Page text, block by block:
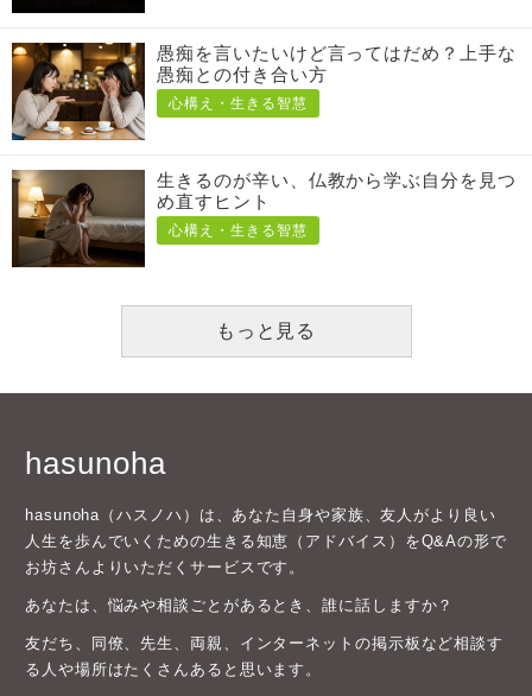
愚痴を言いたいけど言ってはだめ？上手な
愚痴との付き合い方
心構え・生きる智慧
生きるのが辛い、仏教から学ぶ自分を見つ
め直すヒント
心構え・生きる智慧
もっと見る
hasunoha
hasunoha（ハスノハ）は、あなた自身や家族、友人がより良い
人生を歩んでいくための生きる知恵（アドバイス）をQ&Aの形で
お坊さんよりいただくサービスです。
あなたは、悩みや相談ごとがあるとき、誰に話しますか？
友だち、同僚、先生、両親、インターネットの掲示板など相談す
る人や場所はたくさんあると思います。